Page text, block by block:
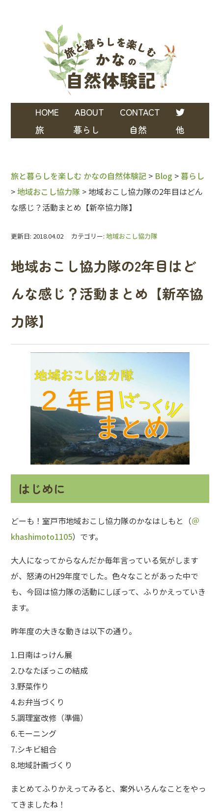
HOME ABOUT
CONTACT
旅
暮らし 自然 他
旅と暮らしを楽しむ かなの自然体験記 > Blog >暮らし
>地域おこし協力隊 >地域おこし協力隊の2年目はどん
な感じ？活動まとめ【新卒協力隊】
更新日: 2018.04.02 カテゴリー:地域おこし協力隊
地域おこし協力隊の2年目はど
んな感じ？活動まとめ【新卒協
力隊】
はじめに
どーも！室戸市地域おこし協力隊のかなはしもと（＠
khashimoto1105）です。
大人になってからなんだか毎年言っている気がします
が、怒涛のH29年度でした。色々なことがあった中で
も、今回は協力隊の活動にしぼって、ふりかえっていき
ます。
昨年度の大きな動きは以下の通り。
1.日南はっけん展
2.ひなたぼっこの結成
3.野菜作り
4.お弁当づくり
5.調理室改修（準備）
6.モーニング
7.シキビ組合
8.地域計画づくり
まとめてふりかえってみると、案外いろんなことをやっ
てきましたね！